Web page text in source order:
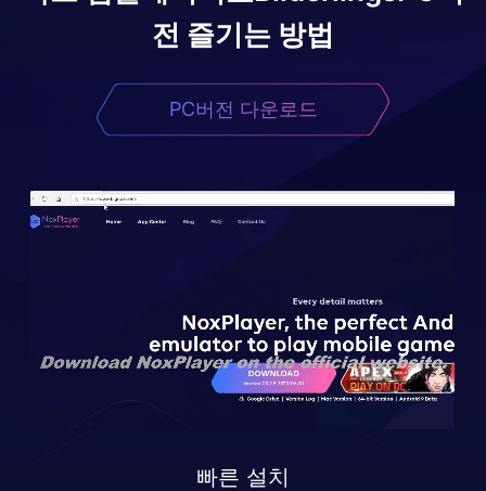
전 즐기는 방법
PC버전 다운로드
빠른 설치